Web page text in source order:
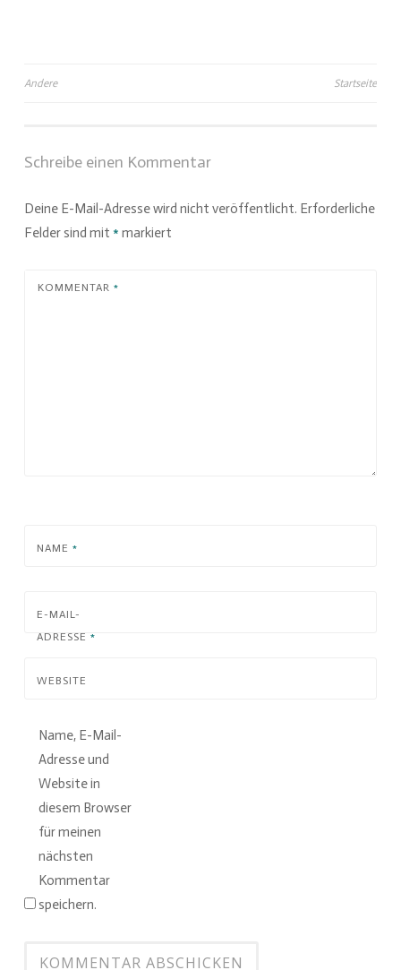
Beitragsnavigation
Andere Startseite
Schreibe einen Kommentar
Deine E-Mail-Adresse wird nicht veröffentlicht. Erforderliche
Felder sind mit * markiert
KOMMENTAR *
NAME *
E-MAIL-
ADRESSE *
WEBSITE
Name, E-Mail-
Adresse und
Website in
diesem Browser
für meinen
nächsten
Kommentar
speichern.